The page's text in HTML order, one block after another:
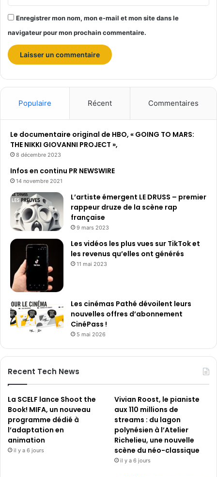
Enregistrer mon nom, mon e-mail et mon site dans le
navigateur pour mon prochain commentaire.
Populaire Récent Commentaires
Le documentaire original de HBO, « GOING TO MARS:
THE NIKKI GIOVANNI PROJECT »,
8 décembre 2023
Infos en continu PR NEWSWIRE
14 novembre 2021
L’artiste émergent LE DRUSS – premier
rappeur druze de la scène rap
française
9 mars 2023
Les vidéos les plus vues sur TikTok et
les revenus qu’elles ont générés
11 mai 2023
Les cinémas Pathé dévoilent leurs
nouvelles offres d’abonnement
CinéPass !
5 mai 2026
Recent Tech News
La SCELF lance Shoot the
Book! MIFA, un nouveau
programme dédié à
l’adaptation en
animation
il y a 6 jours
Vivian Roost, le pianiste
aux 110 millions de
streams : du lagon
polynésien à l’Atelier
Richelieu, une nouvelle
scène du néo-classique
il y a 6 jours